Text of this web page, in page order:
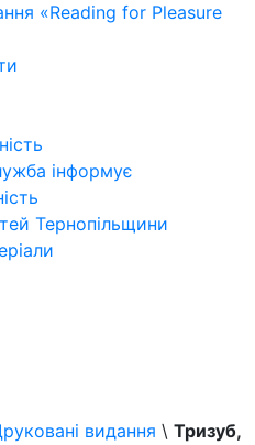
«Reading for Pleasure
інформує
Тернопільщини
видання \ Тризуб,